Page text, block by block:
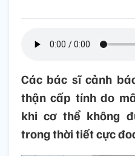
Các bác sĩ cảnh
thận cấp tính do
khi cơ thể không
trong thời tiết cực